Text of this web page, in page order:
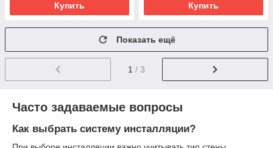
Купить Купить
Показать ещё
1 / 3
Часто задаваемые вопросы
Как выбрать систему инсталляции?